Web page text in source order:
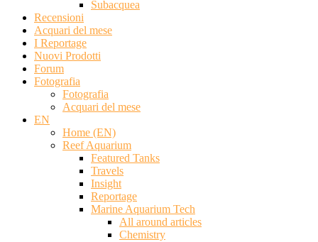
Subacquea
Recensioni
Acquari del mese
I Reportage
Nuovi Prodotti
Forum
Fotografia
Fotografia
Acquari del mese
EN
Home (EN)
Reef Aquarium
Featured Tanks
Travels
Insight
Reportage
Marine Aquarium Tech
All around articles
Chemistry